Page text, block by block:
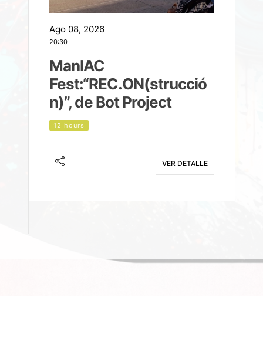
Ago 08, 2026
20:30
ManIAC
Fest:“REC.ON(strucció
n)”, de Bot Project
12 hours
VER DETALLE